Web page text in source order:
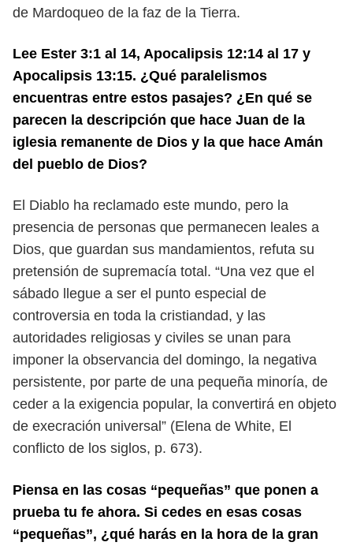
de Mardoqueo de la faz de la Tierra.
Lee Ester 3:1 al 14, Apocalipsis 12:14 al 17 y
Apocalipsis 13:15. ¿Qué paralelismos
encuentras entre estos pasajes? ¿En qué se
parecen la descripción que hace Juan de la
iglesia remanente de Dios y la que hace Amán
del pueblo de Dios?
El Diablo ha reclamado este mundo, pero la
presencia de personas que permanecen leales a
Dios, que guardan sus mandamientos, refuta su
pretensión de supremacía total. “Una vez que el
sábado llegue a ser el punto especial de
controversia en toda la cristiandad, y las
autoridades religiosas y civiles se unan para
imponer la observancia del domingo, la negativa
persistente, por parte de una pequeña minoría, de
ceder a la exigencia popular, la convertirá en objeto
de execración universal” (Elena de White, El
conflicto de los siglos, p. 673).
Piensa en las cosas “pequeñas” que ponen a
prueba tu fe ahora. Si cedes en esas cosas
“pequeñas”, ¿qué harás en la hora de la gran